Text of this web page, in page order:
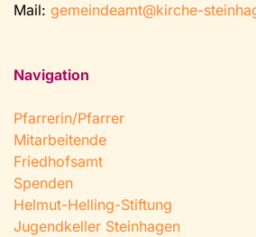
Mail: gemeindeamt@kirche-
Navigation
Pfarrerin/Pfarrer
Mitarbeitende
Friedhofsamt
Spenden
Helmut-Helling-Stiftung
Jugendkeller Steinhagen